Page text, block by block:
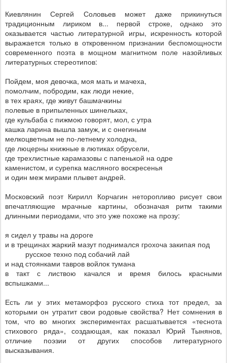
Киевлянин Сергей Соловьев может даже прикинуться
традиционным лириком в... первой строке, однако это
оказывается частью литературной игры, искренность которой
выражается только в откровенном признании беспомощности
современного поэта в мощном магнитном поле назойливых
литературных стереотипов:
Пойдем, моя девочка, моя мать и мачеха,
помолчим, побродим, как люди некие,
в тех краях, где живут башмачкины
полевые в припыленных шинельках,
где кульбаба с пижмою говорят, мол, с утра
кашка ларина вышла замуж, и с онегиным
мелкоцветным не по-летнему холодна,
где люцерны книжные в лютиках обрусели,
где трехлистные карамазовы с папенькой на одре
каменистом, и сурепка масляного воскресенья
и один меж мирами плывет андрей.
Московский поэт Кирилл Корчагин неторопливо рисует свои
впечатляющие мрачные картины, обозначая ритм такими
длинными периодами, что это уже похоже на прозу:
я сидел у травы на дороге
и в трещинах жаркий мазут поднимался грохоча закипая под
русское техно под собачий лай
и над стоянками тавров войлок тумана
в такт с листвою качался и время билось красными
вспышками...
Есть ли у этих метаморфоз русского стиха тот предел, за
которыми он утратит свои родовые свойства? Нет сомнения в
том, что во многих экспериментах расшатывается «теснота
стихового ряда», создающая, как показал Юрий Тынянов,
отличие поэзии от других способов литературного
высказывания.